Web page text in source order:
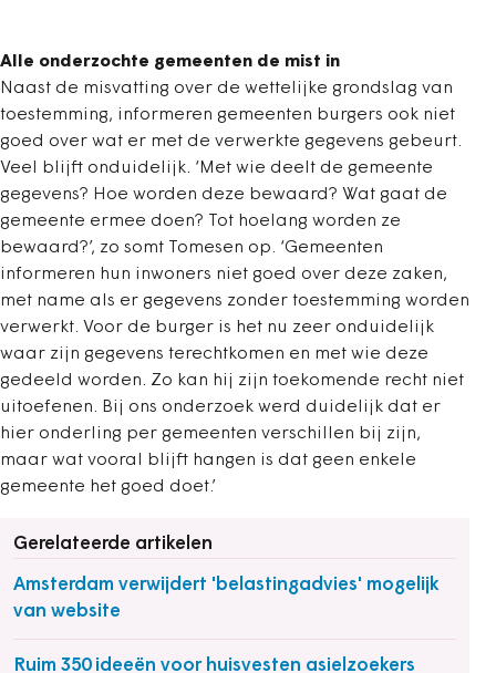
Alle onderzochte gemeenten de mist in
Naast de misvatting over de wettelijke grondslag van
toestemming, informeren gemeenten burgers ook niet
goed over wat er met de verwerkte gegevens gebeurt.
Veel blijft onduidelijk. ‘Met wie deelt de gemeente
gegevens? Hoe worden deze bewaard? Wat gaat de
gemeente ermee doen? Tot hoelang worden ze
bewaard?’, zo somt Tomesen op. ‘Gemeenten
informeren hun inwoners niet goed over deze zaken,
met name als er gegevens zonder toestemming worden
verwerkt. Voor de burger is het nu zeer onduidelijk
waar zijn gegevens terechtkomen en met wie deze
gedeeld worden. Zo kan hij zijn toekomende recht niet
uitoefenen. Bij ons onderzoek werd duidelijk dat er
hier onderling per gemeenten verschillen bij zijn,
maar wat vooral blijft hangen is dat geen enkele
gemeente het goed doet.’
Gerelateerde artikelen
Amsterdam verwijdert 'belastingadvies' mogelijk
van website
Ruim 350 ideeën voor huisvesten asielzoekers